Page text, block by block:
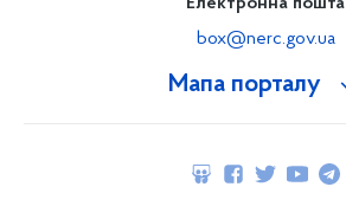
Мапа порталу
box@nerc.gov.ua